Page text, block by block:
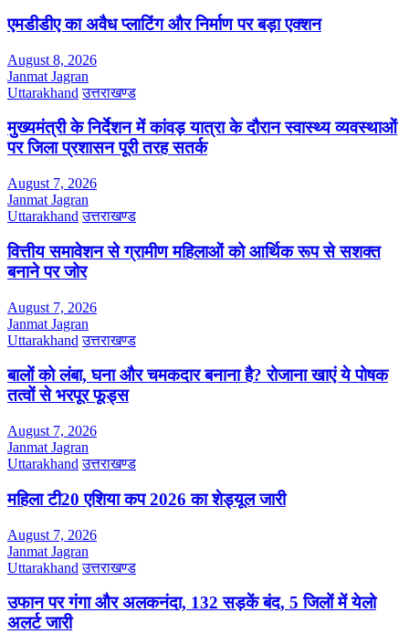
एमडीडीए का अवैध प्लाटिंग और निर्माण पर बड़ा एक्शन
August 8, 2026
Janmat Jagran
Uttarakhand उत्तराखण्ड
मुख्यमंत्री के निर्देशन में कांवड़ यात्रा के दौरान स्वास्थ्य व्यवस्थाओं
पर जिला प्रशासन पूरी तरह सतर्क
August 7, 2026
Janmat Jagran
Uttarakhand उत्तराखण्ड
वित्तीय समावेशन से ग्रामीण महिलाओं को आर्थिक रूप से सशक्त
बनाने पर जोर
August 7, 2026
Janmat Jagran
Uttarakhand उत्तराखण्ड
बालों को लंबा, घना और चमकदार बनाना है? रोजाना खाएं ये पोषक
तत्वों से भरपूर फूड्स
August 7, 2026
Janmat Jagran
Uttarakhand उत्तराखण्ड
महिला टी20 एशिया कप 2026 का शेड्यूल जारी
August 7, 2026
Janmat Jagran
Uttarakhand उत्तराखण्ड
उफान पर गंगा और अलकनंदा, 132 सड़कें बंद, 5 जिलों में येलो
अलर्ट जारी